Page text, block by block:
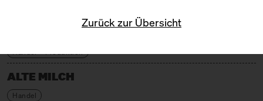
Zurück zur Übersicht
Meet the Käse: Cheese Berlin
mit Silvio Schöpfer von der
Käserei Kleinstein
ALTE MILCH
Handel